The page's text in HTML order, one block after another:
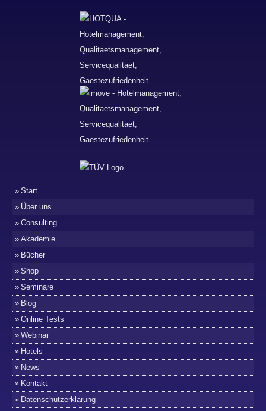
Start
Über uns
Consulting
Akademie
Bücher
Shop
Seminare
Blog
Online Tests
Webinar
Hotels
News
Kontakt
Datenschutzerklärung